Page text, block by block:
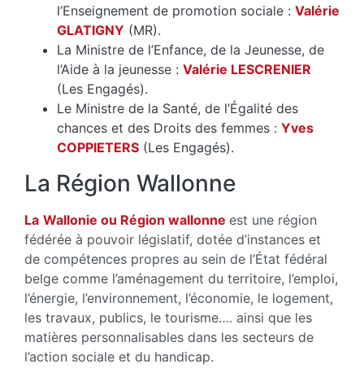
l’Enseignement de promotion sociale : Valérie
GLATIGNY (MR).
La Ministre de l’Enfance, de la Jeunesse, de
l’Aide à la jeunesse : Valérie LESCRENIER
(Les Engagés).
Le Ministre de la Santé, de l’Égalité des
chances et des Droits des femmes : Yves
COPPIETERS (Les Engagés).
La Région Wallonne
La Wallonie ou Région wallonne est une région
fédérée à pouvoir législatif, dotée d’instances et
de compétences propres au sein de l’État fédéral
belge comme l’aménagement du territoire, l’emploi,
l’énergie, l’environnement, l’économie, le logement,
les travaux, publics, le tourisme…. ainsi que les
matières personnalisables dans les secteurs de
l’action sociale et du handicap.